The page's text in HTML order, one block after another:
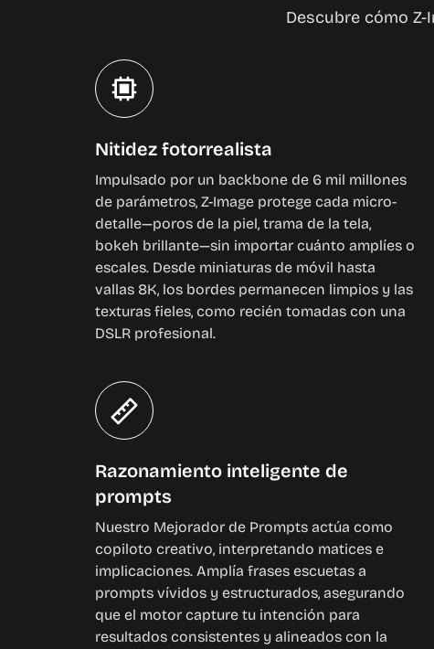
Descubre cómo
Nitidez fotorrealista
Impulsado por un backbone de 6 mil millones
de parámetros, Z-Image protege cada micro-
detalle—poros de la piel, trama de la tela,
bokeh brillante—sin importar cuánto amplíes o
escales. Desde miniaturas de móvil hasta
vallas 8K, los bordes permanecen limpios y las
texturas fieles, como recién tomadas con una
DSLR profesional.
Razonamiento inteligente de
prompts
Nuestro Mejorador de Prompts actúa como
copiloto creativo, interpretando matices e
implicaciones. Amplía frases escuetas a
prompts vívidos y estructurados, asegurando
que el motor capture tu intención para
resultados consistentes y alineados con la